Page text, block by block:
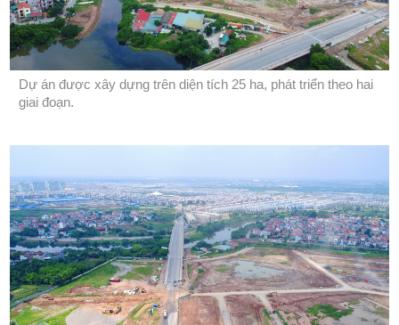
Dự án được xây dựng trên diện tích 25 ha, phát triển theo hai
giai đoạn.